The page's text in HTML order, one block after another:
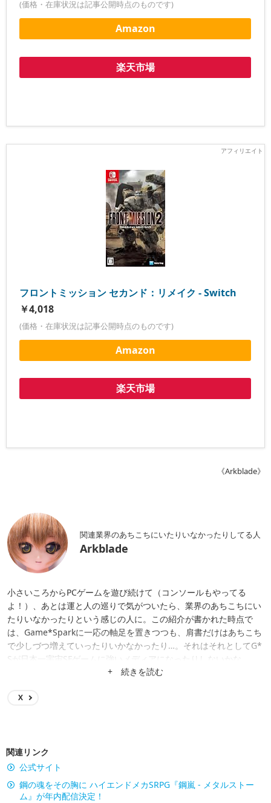
(価格・在庫状況は記事公開時点のものです)
Amazon
楽天市場
フロントミッション セカンド：リメイク - Switch
￥4,018
(価格・在庫状況は記事公開時点のものです)
Amazon
楽天市場
《Arkblade》
関連業界のあちこちにいたりいなかったりしてる人
Arkblade
小さいころからPCゲームを遊び続けて（コンソールもやってる
よ！）、あとは運と人の巡りで気がついたら、業界のあちこちにい
たりいなかったりという感じの人に。この紹介が書かれた時点で
は、Game*Sparkに一応の軸足を置きつつも、肩書だけはあちこち
で少しづつ増えていったりいかなかったり…。それはそれとしてG*
Sが日本一宇宙SFゲームに強いメディアになったりしないかな。
+ 続きを読む
X
関連リンク
公式サイト
鋼の魂をその胸に ハイエンドメカSRPG『鋼嵐 - メタルストー
ム』が年内配信決定！